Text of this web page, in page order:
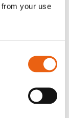
your use